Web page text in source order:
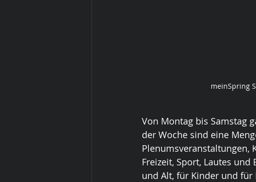
meinSpring
Von Montag bis Samstag
der Woche sind eine
Plenumsveranstaltungen,
Freizeit, Sport, Lautes
und Alt, für Kinder und